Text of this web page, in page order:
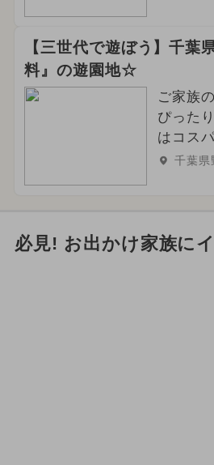
【三世代で遊ぼう】千葉
料』の遊園地☆
ご家族
ぴった
はコス
千葉県
必見! お出かけ家族に